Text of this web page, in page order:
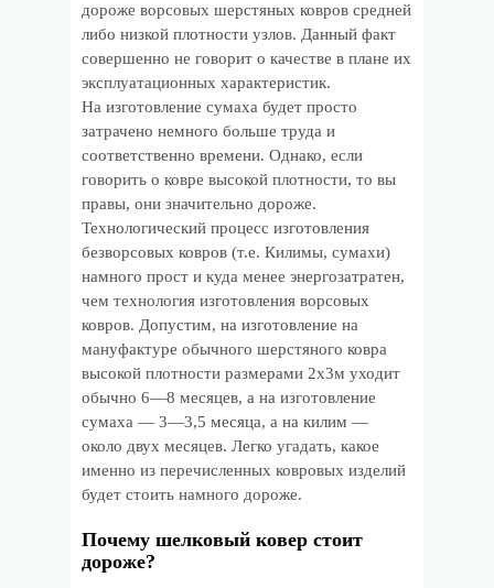
дороже ворсовых шерстяных ковров средней
либо низкой плотности узлов. Данный факт
совершенно не говорит о качестве в плане их
эксплуатационных характеристик.
На изготовление сумаха будет просто
затрачено немного больше труда и
соответственно времени. Однако, если
говорить о ковре высокой плотности, то вы
правы, они значительно дороже.
Технологический процесс изготовления
безворсовых ковров (т.е. Килимы, сумахи)
намного прост и куда менее энергозатратен,
чем технология изготовления ворсовых
ковров. Допустим, на изготовление на
мануфактуре обычного шерстяного ковра
высокой плотности размерами 2х3м уходит
обычно 6—8 месяцев, а на изготовление
сумаха — 3—3,5 месяца, а на килим —
около двух месяцев. Легко угадать, какое
именно из перечисленных ковровых изделий
будет стоить намного дороже.
Почему шелковый ковер стоит
дороже?